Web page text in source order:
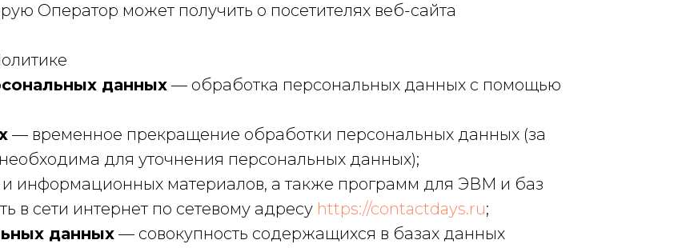
Оператор может получить о посетителях веб-сайта
данных — обработка персональных данных с помощью
— временное прекращение обработки персональных данных (за
для уточнения персональных данных);
и информационных материалов, а также программ для ЭВМ и баз
в сети интернет по сетевому адресу https://contactdays.ru;
данных — совокупность содержащихся в базах данных